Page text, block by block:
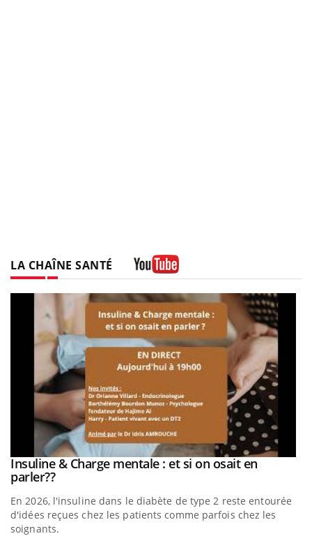
LA CHAÎNE SANTÉ
Youtube
Insuline & Charge mentale : et si on osait en
parler??Youtube
En 2026, l'insuline dans le diabète de type 2 reste entourée
d'idées reçues chez les patients comme parfois chez les
soignants.